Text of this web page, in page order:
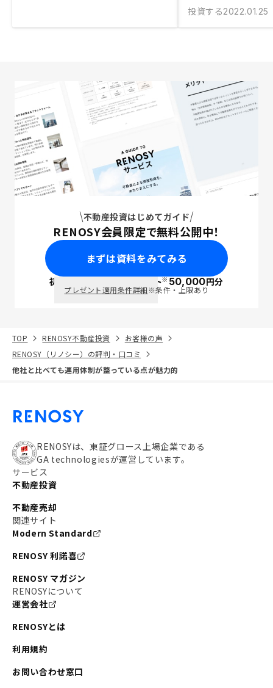
投資する2022.01.25
不動産投資はじめてガイド
RENOSY会員限定で無料公開中！
まずは資料をみてみる
初回面談で ポイント※50,000円分
プレゼント適用条件詳細※条件・上限あり
TOP RENOSY不動産投資
お客様の声
RENOSY（リノシー）の評判・口コミ
他社と比べても運用体制が整っている点が魅力的
RENOSYは、東証グロース上場企業である
GA technologiesが運営しています。
サービス
不動産投資
不動産売却
関連サイト
Modern Standard
RENOSY 利諾喜
RENOSY マガジン
RENOSYについて
運営会社
RENOSYとは
利用規約
お問い合わせ窓口